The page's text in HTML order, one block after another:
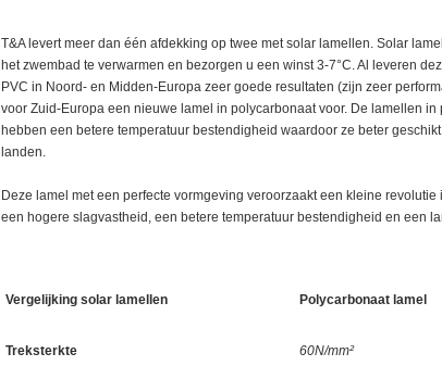
T&A levert meer dan één afdekking op twee met solar lamellen. Solar
het zwembad te verwarmen en bezorgen u een winst 3-7°C. Al leveren
PVC in Noord- en Midden-Europa zeer goede resultaten (zijn zeer
voor Zuid-Europa een nieuwe lamel in polycarbonaat voor. De lamellen in
hebben een betere temperatuur bestendigheid waardoor ze beter
landen.
Deze lamel met een perfecte vormgeving veroorzaakt een kleine
een hogere slagvastheid, een betere temperatuur bestendigheid en een
Vergelijking solar lamellen Polycarbonaat lamel
Treksterkte 60N/mm²